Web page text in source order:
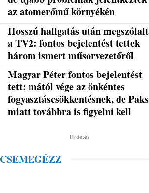
az atomerőmű környékén
Hosszú hallgatás után megszólalt
a TV2: fontos bejelentést tettek
három ismert műsorvezetőről
Magyar Péter fontos bejelentést
tett: mától vége az önkéntes
fogyasztáscsökkentésnek, de Paks
miatt továbbra is figyelni kell
Hirdetés
CSEMEGÉZZ